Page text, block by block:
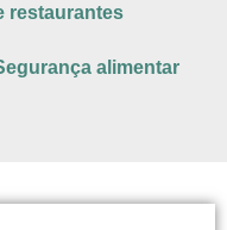
restaurantes
alimentar